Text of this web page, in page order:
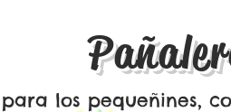
los pequeñines,